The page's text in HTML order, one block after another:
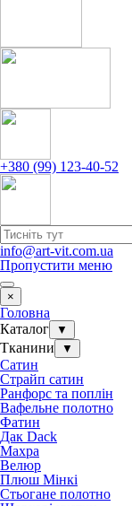
+380 (99) 123-40-52
info@art-vit.com.ua
Пропустити меню
×
Головна
Каталог
▼
Тканини ▼
Сатин
Страйп сатин
Ранфорс та поплін
Вафельне полотно
Фатин
Дак Dack
Махра
Велюр
Плюш Мінкі
Стьогане полотно